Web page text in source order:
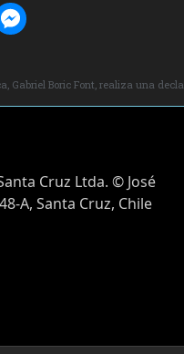
Cruz Ltda. © José
A, Santa Cruz, Chile